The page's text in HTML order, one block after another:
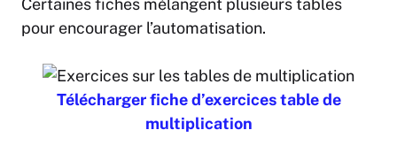
Certaines fiches mélangent plusieurs tables
pour encourager l’automatisation.
Télécharger fiche d’exercices table de
multiplication